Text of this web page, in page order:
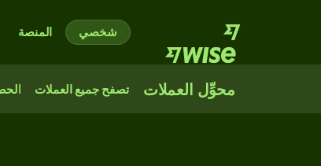
شخصي المنصة
محوِّل العملات تصفح جميع العملات